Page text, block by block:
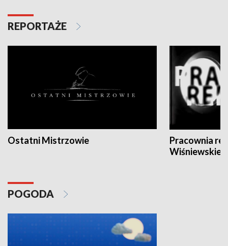
REPORTAŻE
Ostatni Mistrzowie
Pracownia
POGODA